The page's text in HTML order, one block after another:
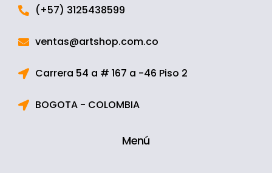
(+57) 3125438599
ventas@artshop.com.co
Carrera 54 a # 167 a -46 Piso 2
BOGOTA - COLOMBIA
Menú